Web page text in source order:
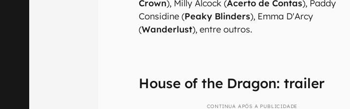
Crown), Milly Alcock (Acerto de Contas), Paddy
Considine (Peaky Blinders), Emma D'Arcy
(Wanderlust), entre outros.
House of the Dragon: trailer
CONTINUA APÓS A PUBLICIDADE